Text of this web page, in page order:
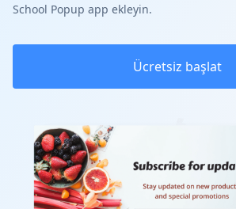
School Popup app ekleyin.
Ücretsiz başlat